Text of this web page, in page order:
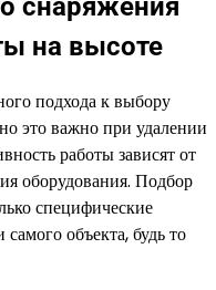
снаряжения
на высоте
подхода к выбору
это важно при удалении
работы зависят от
оборудования. Подбор
специфические
объекта, будь то